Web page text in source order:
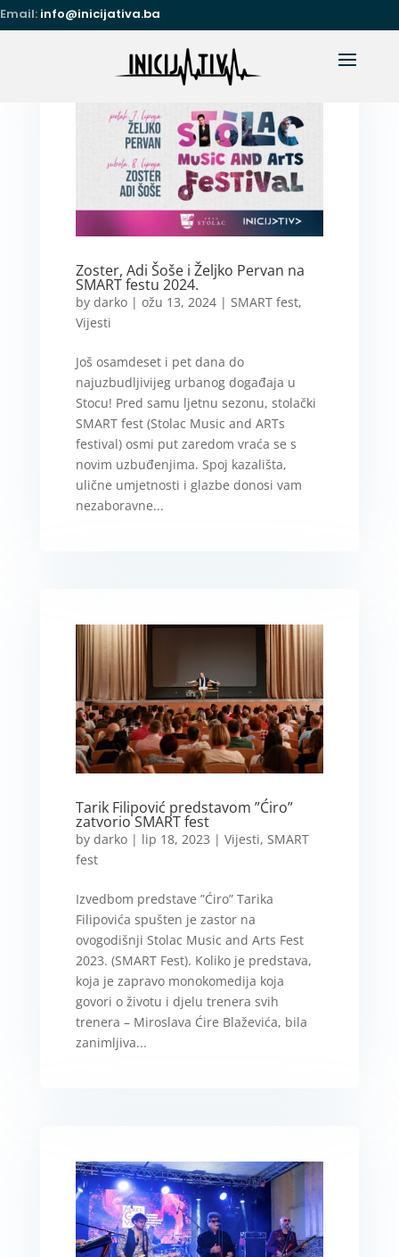
Email: info@inicijativa.ba
Zoster, Adi Šoše i Željko Pervan na
SMART festu 2024.
by darko| ožu 13, 2024| SMART fest,
Vijesti
Još osamdeset i pet dana do
najuzbudljivijeg urbanog događaja u
Stocu! Pred samu ljetnu sezonu, stolački
SMART fest (Stolac Music and ARTs
festival) osmi put zaredom vraća se s
novim uzbuđenjima. Spoj kazališta,
ulične umjetnosti i glazbe donosi vam
nezaboravne...
Tarik Filipović predstavom ”Ćiro”
zatvorio SMART fest
by darko| lip 18, 2023 | Vijesti, SMART
fest
Izvedbom predstave ”Ćiro” Tarika
Filipovića spušten je zastor na
ovogodišnji Stolac Music and Arts Fest
2023. (SMART Fest). Koliko je predstava,
koja je zapravo monokomedija koja
govori o životu i djelu trenera svih
trenera – Miroslava Ćire Blaževića, bila
zanimljiva...